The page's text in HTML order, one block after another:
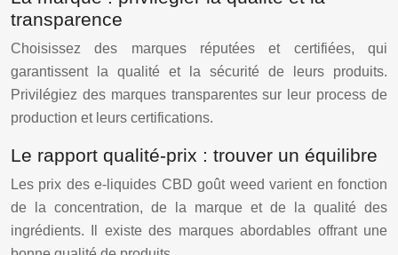
transparence
Choisissez des marques réputées et certifiées, qui
garantissent la qualité et la sécurité de leurs produits.
Privilégiez des marques transparentes sur leur process de
production et leurs certifications.
Le rapport qualité-prix : trouver un équilibre
Les prix des e-liquides CBD goût weed varient en fonction
de la concentration, de la marque et de la qualité des
ingrédients. Il existe des marques abordables offrant une